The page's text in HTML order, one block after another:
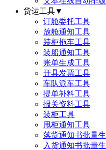
货运工具▼
订舱委托工具
放舱通知工具
装柜拖车工具
装船通知工具
账单生成工具
开具发票工具
车队派车工具
提单补料工具
报关资料工具
装柜工具
甩柜通知工具
落货通知书批量
入货通知书批量